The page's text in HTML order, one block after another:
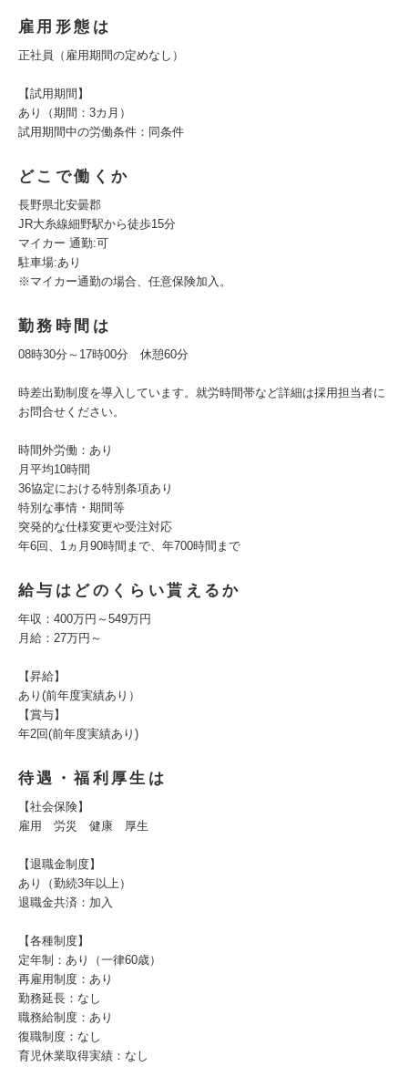
雇用形態は
正社員（雇用期間の定めなし）
【試用期間】
あり（期間：3カ月）
試用期間中の労働条件：同条件
どこで働くか
長野県北安曇郡
JR大糸線細野駅から徒歩15分
マイカー 通勤:可
駐車場:あり
※マイカー通勤の場合、任意保険加入。
勤務時間は
08時30分～17時00分 休憩60分
時差出勤制度を導入しています。就労時間帯など詳細は採用担当者に
お問合せください。
時間外労働：あり
月平均10時間
36協定における特別条項あり
特別な事情・期間等
突発的な仕様変更や受注対応
年6回、1ヵ月90時間まで、年700時間まで
給与はどのくらい貰えるか
年収：400万円～549万円
月給：27万円～
【昇給】
あり(前年度実績あり）
【賞与】
年2回(前年度実績あり)
待遇・福利厚生は
【社会保険】
雇用 労災 健康 厚生
【退職金制度】
あり（勤続3年以上）
退職金共済：加入
【各種制度】
定年制：あり（一律60歳）
再雇用制度：あり
勤務延長：なし
職務給制度：あり
復職制度：なし
育児休業取得実績：なし